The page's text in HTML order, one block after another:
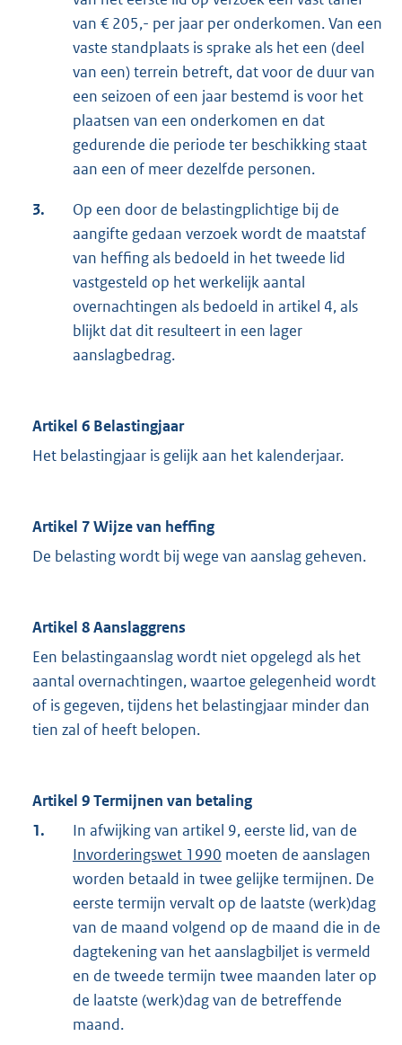
van € 205,- per jaar per onderkomen. Van een
vaste standplaats is sprake als het een (deel
van een) terrein betreft, dat voor de duur van
een seizoen of een jaar bestemd is voor het
plaatsen van een onderkomen en dat
gedurende die periode ter beschikking staat
aan een of meer dezelfde personen.
3.
Op een door de belastingplichtige bij de
aangifte gedaan verzoek wordt de maatstaf
van heffing als bedoeld in het tweede lid
vastgesteld op het werkelijk aantal
overnachtingen als bedoeld in artikel 4, als
blijkt dat dit resulteert in een lager
aanslagbedrag.
Artikel 6 Belastingjaar
Het belastingjaar is gelijk aan het kalenderjaar.
Artikel 7 Wijze van heffing
De belasting wordt bij wege van aanslag geheven.
Artikel 8 Aanslaggrens
Een belastingaanslag wordt niet opgelegd als het
aantal overnachtingen, waartoe gelegenheid wordt
of is gegeven, tijdens het belastingjaar minder dan
tien zal of heeft belopen.
Artikel 9 Termijnen van betaling
1.
In afwijking van artikel 9, eerste lid, van de
Invorderingswet 1990 moeten de aanslagen
worden betaald in twee gelijke termijnen. De
eerste termijn vervalt op de laatste (werk)dag
van de maand volgend op de maand die in de
dagtekening van het aanslagbiljet is vermeld
en de tweede termijn twee maanden later op
de laatste (werk)dag van de betreffende
maand.